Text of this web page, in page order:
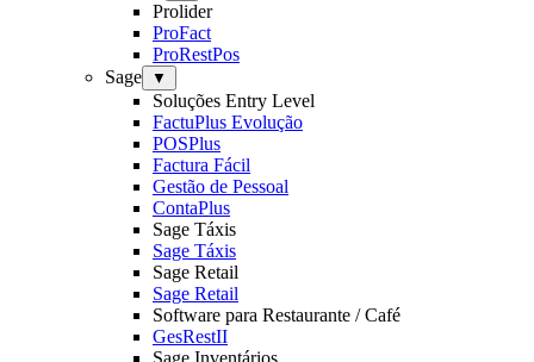
Prolider
ProFact
ProRestPos
Sage
▼
Soluções Entry Level
FactuPlus Evolução
POSPlus
Factura Fácil
Gestão de Pessoal
ContaPlus
Sage Táxis
Sage Táxis
Sage Retail
Sage Retail
Software para Restaurante / Café
GesRestII
Sage Inventários